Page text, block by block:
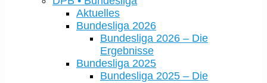
Aktuelles
Bundesliga 2026
Bundesliga 2026 – Die
Ergebnisse
Bundesliga 2025
Bundesliga 2025 – Die